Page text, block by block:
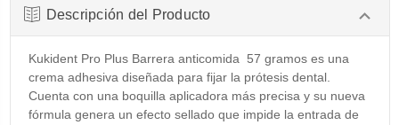
Descripción del Producto
Kukident Pro Plus Barrera anticomida 57 gramos es una
crema adhesiva diseñada para fijar la prótesis dental.
Cuenta con una boquilla aplicadora más precisa y su nueva
fórmula genera un efecto sellado que impide la entrada de